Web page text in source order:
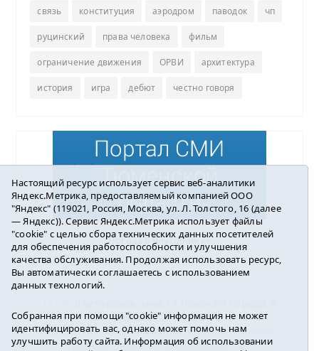
связь конституция аэродром паводок чп
руцинский права человека фильм
ограничение движения ОРВИ архитектура
история игра дебют честно говоря
Погода в Ялуторовске
района2016-2023
Учредитель: АНО «ИИЦ « Ялуторовская жизнь».
Главный редактор: Вешкурцева С.П.
Настоящий ресурс использует сервис веб-аналитики
Яндекс.Метрика, предоставляемый компанией ООО
"Яндекс" (119021, Россия, Москва, ул. Л. Толстого, 16 (далее
— Яндекс)). Сервис Яндекс.Метрика использует файлы
"cookie" с целью сбора технических данных посетителей
для обеспечения работоспособности и улучшения
качества обслуживания. Продолжая использовать ресурс,
Вы автоматически соглашаетесь с использованием
данных технологий.
Собранная при помощи "cookie" информация не может
идентифицировать вас, однако может помочь нам
улучшить работу сайта. Информация об использовании